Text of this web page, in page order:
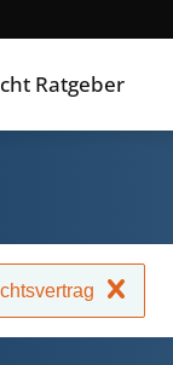
Ratgeber